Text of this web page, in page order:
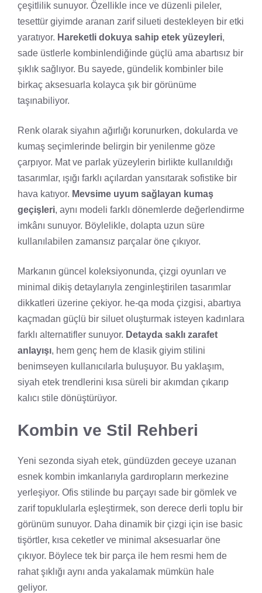
çeşitlilik sunuyor. Özellikle ince ve düzenli pileler,
tesettür giyimde aranan zarif silueti destekleyen bir etki
yaratıyor. Hareketli dokuya sahip etek yüzeyleri,
sade üstlerle kombinlendiğinde güçlü ama abartısız bir
şıklık sağlıyor. Bu sayede, gündelik kombinler bile
birkaç aksesuarla kolayca şık bir görünüme
taşınabiliyor.
Renk olarak siyahın ağırlığı korunurken, dokularda ve
kumaş seçimlerinde belirgin bir yenilenme göze
çarpıyor. Mat ve parlak yüzeylerin birlikte kullanıldığı
tasarımlar, ışığı farklı açılardan yansıtarak sofistike bir
hava katıyor. Mevsime uyum sağlayan kumaş
geçişleri, aynı modeli farklı dönemlerde değerlendirme
imkânı sunuyor. Böylelikle, dolapta uzun süre
kullanılabilen zamansız parçalar öne çıkıyor.
Markanın güncel koleksiyonunda, çizgi oyunları ve
minimal dikiş detaylarıyla zenginleştirilen tasarımlar
dikkatleri üzerine çekiyor. he-qa moda çizgisi, abartıya
kaçmadan güçlü bir siluet oluşturmak isteyen kadınlara
farklı alternatifler sunuyor. Detayda saklı zarafet
anlayışı, hem genç hem de klasik giyim stilini
benimseyen kullanıcılarla buluşuyor. Bu yaklaşım,
siyah etek trendlerini kısa süreli bir akımdan çıkarıp
kalıcı stile dönüştürüyor.
Kombin ve Stil Rehberi
Yeni sezonda siyah etek, gündüzden geceye uzanan
esnek kombin imkanlarıyla gardıropların merkezine
yerleşiyor. Ofis stilinde bu parçayı sade bir gömlek ve
zarif topuklularla eşleştirmek, son derece derli toplu bir
görünüm sunuyor. Daha dinamik bir çizgi için ise basic
tişörtler, kısa ceketler ve minimal aksesuarlar öne
çıkıyor. Böylece tek bir parça ile hem resmi hem de
rahat şıklığı aynı anda yakalamak mümkün hale
geliyor.